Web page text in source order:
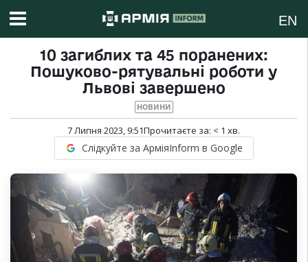
EN
10 загиблих та 45 поранених:
Пошуково-рятувальні роботи у
Львові завершено
НОВИНИ
7 Липня 2023, 9:51Прочитаєте за: < 1 хв.
Слідкуйте за АрміяInform в Google